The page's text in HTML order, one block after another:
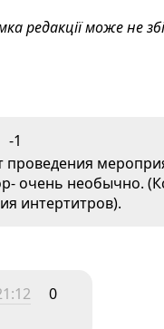
редакції може не
-1
очень необычно.
интертитров).
0